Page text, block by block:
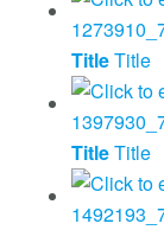
TitleTitle
TitleTitle